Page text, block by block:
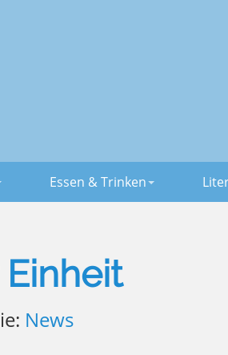
Essen & Trinken
News